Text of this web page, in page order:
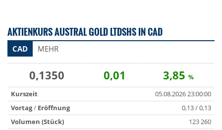
AKTIENKURS AUSTRAL GOLD LTDSHS IN CAD
CAD MEHR
0,1350 0,01 3,85 %
Kurszeit
05.08.2026 23:00:00
Vortag/ Eröffnung
0,13 / 0,13
Volumen (Stück)
123 260